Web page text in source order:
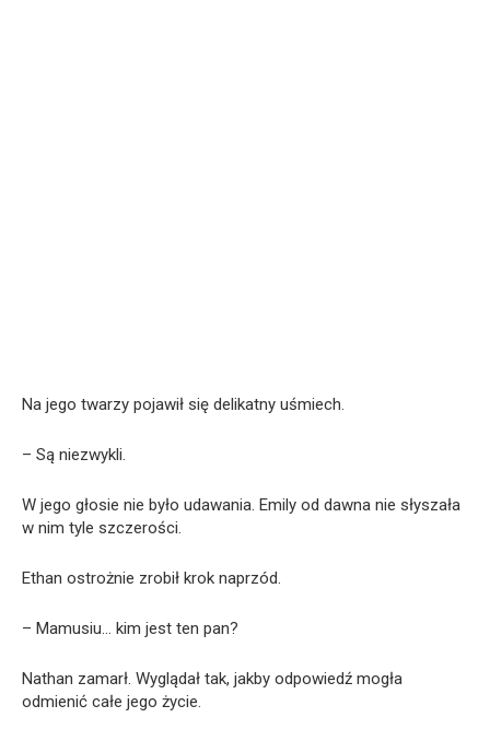
Na jego twarzy pojawił się delikatny uśmiech.
– Są niezwykli.
W jego głosie nie było udawania. Emily od dawna nie słyszała
w nim tyle szczerości.
Ethan ostrożnie zrobił krok naprzód.
– Mamusiu… kim jest ten pan?
Nathan zamarł. Wyglądał tak, jakby odpowiedź mogła
odmienić całe jego życie.